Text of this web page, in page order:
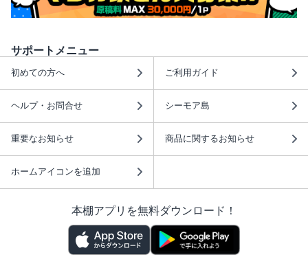
サポートメニュー
初めての方へ ご利用ガイド
ヘルプ・お問合せ シーモア島
重要なお知らせ 商品に関するお知らせ
ホームアイコンを追加
本棚アプリを無料ダウンロード！